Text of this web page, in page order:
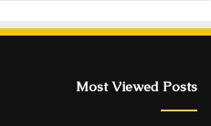
Most Viewed Posts